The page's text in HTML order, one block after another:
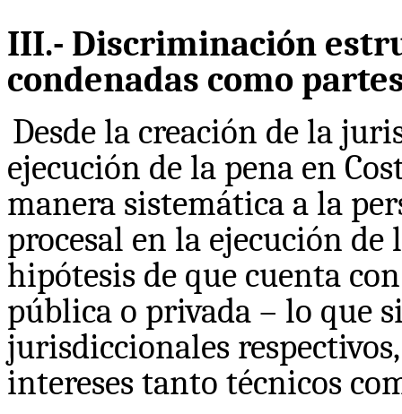
III.- Discriminación
condenadas como
Desde la creación de la
ejecución de la pena en
manera sistemática a la
procesal en la ejecución
hipótesis de que cuenta
pública o privada – lo que
jurisdiccionales
intereses tanto técnicos